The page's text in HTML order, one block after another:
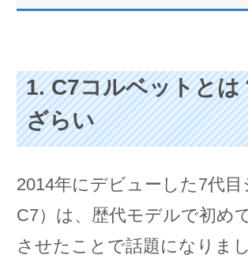
1. C7コルベットと
ざらい
2014年にデビューした7代
C7）は、歴代モデルで初め
させたことで話題になりまし